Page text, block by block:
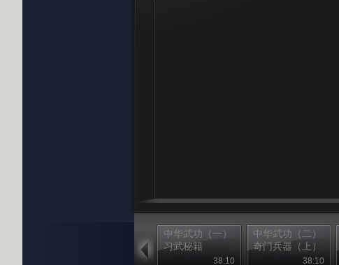
中华武功（一）
习武秘籍
38:10
中华武功（二）
奇门兵器（上）
38:10